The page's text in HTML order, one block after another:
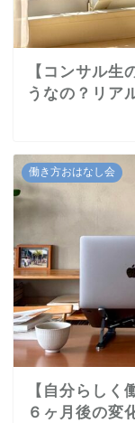
【コンサル
うなの？リア
働き方おはなし会
【自分らしく
６ヶ月後の変